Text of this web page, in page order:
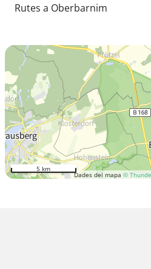
Rutes a Oberbarnim
Dades del mapa ©
5 km